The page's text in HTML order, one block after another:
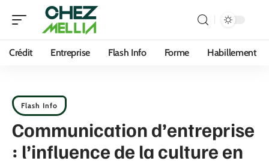
Crédit Entreprise Flash Info Forme Habillement
Flash Info
Communication d’entreprise
: l’influence de la culture en